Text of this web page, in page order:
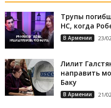
Трупы
НС, когда
В Армении 23/
Лилит
направить
Баку
В Армении 21/